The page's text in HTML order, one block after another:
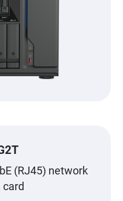
(RJ45) network
card